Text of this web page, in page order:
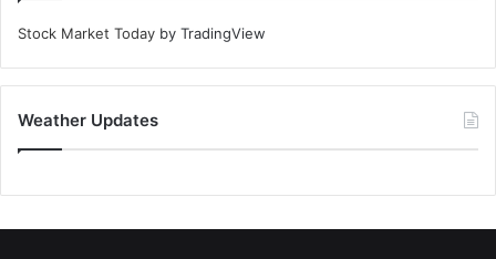
Stock Market Today by TradingView
Weather Updates